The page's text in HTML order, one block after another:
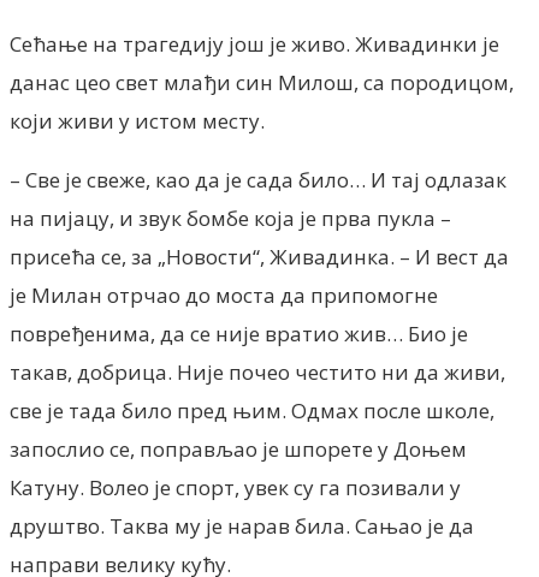
Сећање на трагедију још је живо. Живадинки је
данас цео свет млађи син Милош, са породицом,
који живи у истом месту.
– Све је свеже, као да је сада било… И тај одлазак
на пијацу, и звук бомбе која је прва пукла –
присећа се, за „Новости“, Живадинка. – И вест да
је Милан отрчао до моста да припомогне
повређенима, да се није вратио жив… Био је
такав, добрица. Није почео честито ни да живи,
све је тада било пред њим. Одмах после школе,
запослио се, поправљао је шпорете у Доњем
Катуну. Волео је спорт, увек су га позивали у
друштво. Таква му је нарав била. Сањао је да
направи велику кућу.